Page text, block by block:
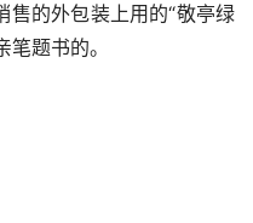
售的外包装上用的“敬亭绿
题书的。